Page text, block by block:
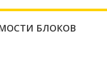
БЛОКОВ